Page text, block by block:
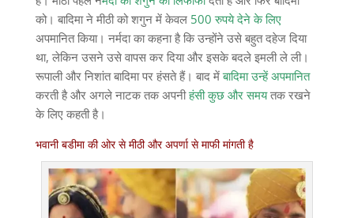
को। बादिमा ने मीठी को शगुन में केवल500 रुपये देने के लिए
अपमानित किया। नर्मदा का कहना है कि उन्होंने उसे बहुत दहेज दिया
था, लेकिन उसने उसे वापस कर दिया और इसके बदले इमली ले ली।
रूपाली और निशांत बादिमा पर हंसते हैं। बाद मेंबादिमा उन्हें अपमानित
करती है और अगले नाटक तक अपनीहंसी कुछ और समयतक रखने
के लिए कहती है।
भवानी बडीमा की ओर से मीठी और अपर्णा से माफी मांगती है